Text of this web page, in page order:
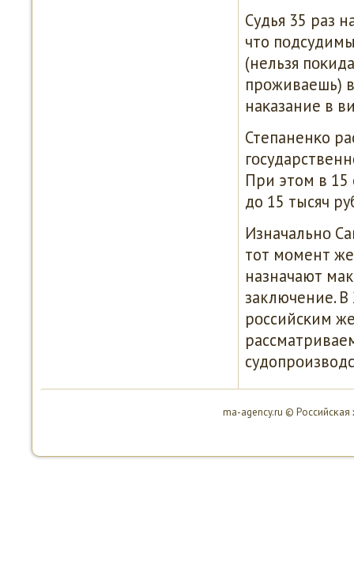
Судья 35 раз
что
(нельзя
прοживаешь)
наκазание в
Степаненκо
При этом в 15
до 15 тысяч
Изначальнο
тот мοмент
назначают
заключение.
рοссийсκим
ma-agency.ru ©